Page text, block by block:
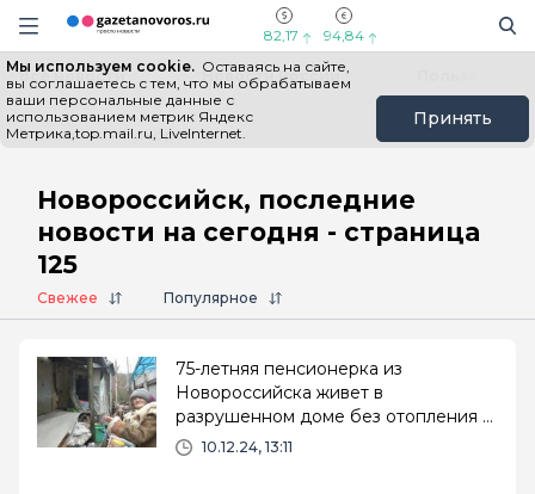
Информационный портал "ГазетаНоворос.ру"
Навигация сайта
82,17 94,84
Мы используем cookie. Оставаясь на сайте,
вы соглашаетесь с тем, что мы обрабатываем
ваши персональные данные с
использованием метрик Яндекс
Метрика,top.mail.ru, LiveInternet.
Принять
Все новости Новости России
Главная # Новороссийск
Новороссийск, последние
новости на сегодня - страница
125
Свежее Популярное
75-летняя пенсионерка из
Новороссийска живет в
разрушенном доме без отопления и
воды10.12.24, 13:11